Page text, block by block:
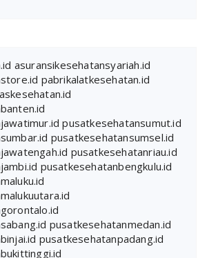
asuransikesehatansyariah.id
pabrikalatkesehatan.id
pusatkesehatansumut.id
pusatkesehatansumsel.id
pusatkesehatanriau.id
pusatkesehatanbengkulu.id
pusatkesehatanmedan.id
pusatkesehatanpadang.id